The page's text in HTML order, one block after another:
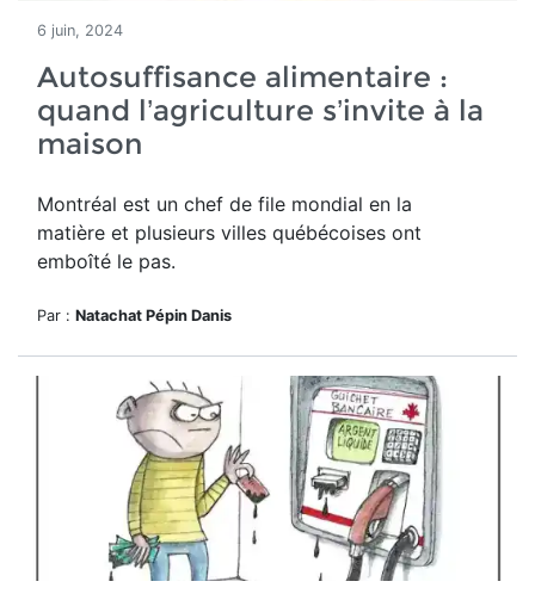
6 juin, 2024
Autosuffisance alimentaire :
quand l’agriculture s’invite à la
maison
Montréal est un chef de file mondial en la
matière et plusieurs villes québécoises ont
emboîté le pas.
Par : Natachat Pépin Danis